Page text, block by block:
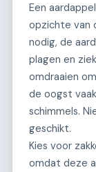
Een
opzichte van
nodig, de
plagen en
omdraaien
de oogst
schimmels.
geschikt.
Kies voor
omdat deze